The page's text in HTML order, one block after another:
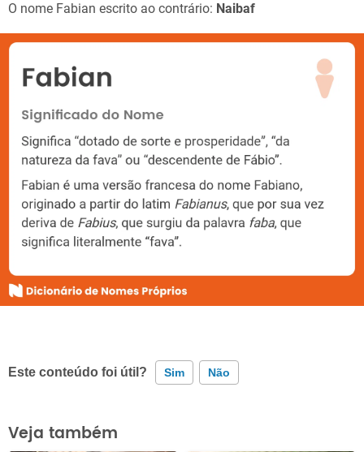
O nome Fabian escrito ao contrário: Naibaf
Este conteúdo foi útil? Sim Não
Este conteúdo contém informação incorreta
Veja também